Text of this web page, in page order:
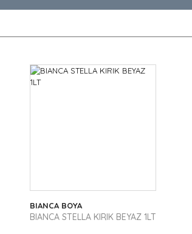
BIANCA BOYA
BIANCA STELLA KIRIK BEYAZ 1LT